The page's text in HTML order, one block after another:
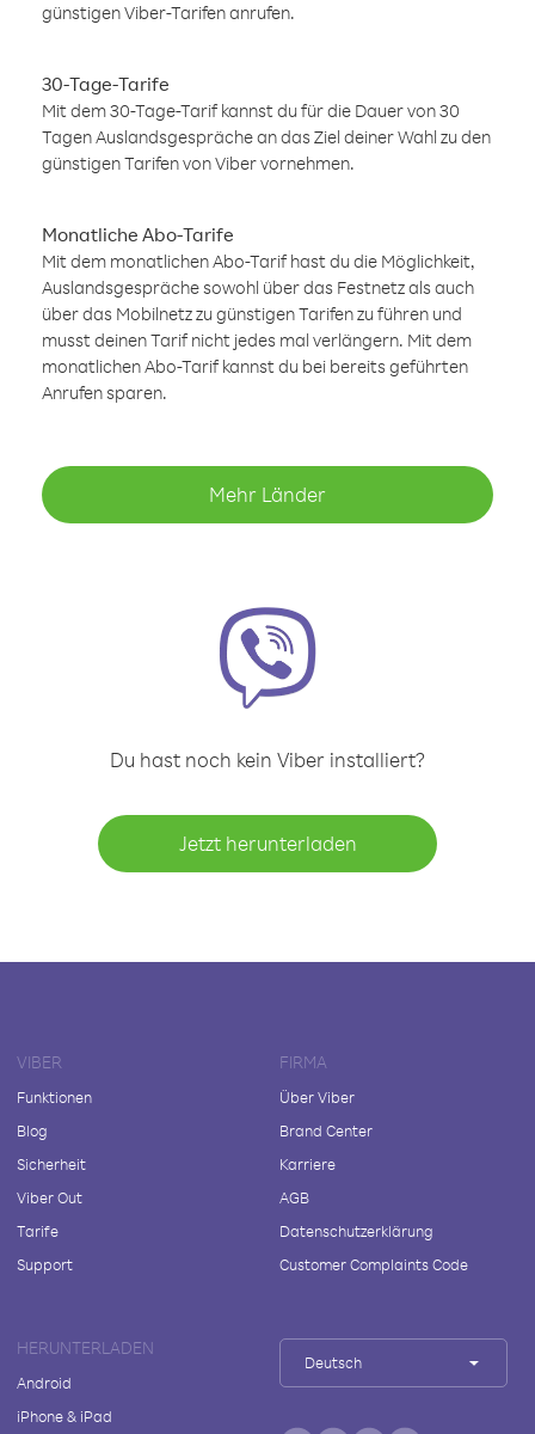
günstigen Viber-Tarifen anrufen.
30-Tage-Tarife
Mit dem 30-Tage-Tarif kannst du für die Dauer von 30
Tagen Auslandsgespräche an das Ziel deiner Wahl zu den
günstigen Tarifen von Viber vornehmen.
Monatliche Abo-Tarife
Mit dem monatlichen Abo-Tarif hast du die Möglichkeit,
Auslandsgespräche sowohl über das Festnetz als auch
über das Mobilnetz zu günstigen Tarifen zu führen und
musst deinen Tarif nicht jedes mal verlängern. Mit dem
monatlichen Abo-Tarif kannst du bei bereits geführten
Anrufen sparen.
Mehr Länder
Du hast noch kein Viber installiert?
Jetzt herunterladen
VIBER
Funktionen
Blog
Sicherheit
Viber Out
Tarife
Support
FIRMA
Über Viber
Brand Center
Karriere
AGB
Datenschutzerklärung
Customer Complaints Code
HERUNTERLADEN
Android
iPhone & iPad
Deutsch